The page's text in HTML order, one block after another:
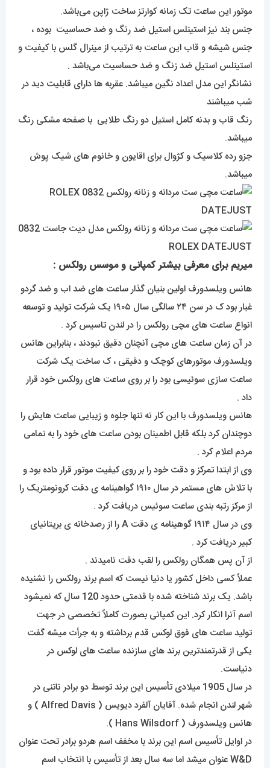
موتور این ساعت تک زمانه کوارتز ساخت ژاپن می‌باشد.
جنس بند نیز استینلس استیل ضد رنگ و ضد حساسیت بوده ،
جنس شیشه و قاب این ساعت به ترتیب از مینرال گلس با کیفیت و
استینلس استیل ضد زنگ و ضد حساسیت می‌باشد .
نشانگر این مدل اعداد نگین میباشد. عقربه ها دارای قابلیت دید در
شب میباشند
رنگ قاب و بدنه کامل استیل دو رنگ طلایی با صفحه مشکی رنگ
میباشد.
جزو رده کلاسیک و کژوال برای اقایون و خانوم های شیک پوش
میباشد.
میریم برای معرفی بیشتر کمپانی و موسس رولکس :
هانس ویلسدورف اولین بنیان گذار ساعت های ضد اب و ضد گردو
غبار بود ک در سن ۲۴ سالگی سال ۱۹۰۵ یک شرکت تولید و توسعه
انواع ساعت های مچی رولکس را در لندن تاسیس کرد .
در آن زمان ساعت های مچی آنچنان دقیق نبودند ، بنابراین هانس
ویلسدورف موتورهای کوچک و دقیقی ، ک ساخت یک شرکت
ساعت سازی سوئیسی بود را بر روی ساعت های رولکس خود قرار
داد .
هانس ویلسدورف با این کار نه تنها جلوه و زیبایی ساعت هایش را
دوچندان کرد بلکه قابل اطمینان بودن ساعت های خود را به تمامی
مردم اعلام کرد .
وی از ابتدا تمرکز و دقت خود را بر روی کیفیت موتور قرار داده بود و
با تلاش های مستمر در سال ۱۹۱۰ گواهینامه ی دقت کرونومتریک را
از مرکز رتبه بندی ساعت سوئیس دریافت کرد .
وی در سال ۱۹۱۴ گوهینامه ی دقت A را از رصدخانه ی بریتانیای
کبیر دریافت کرد .
از آن پس همگان رولکس را لقب دقت نامیدند .
عملاً کسی داخل کشور یا دنیا نیست که اسم برند رولکس را نشنیده
باشد. یک برند شناخته شده با قدمتی حدود 120 سال که نمیشود
اسم آنرا انکار کرد. این کمپانی بصورت کاملاً تخصصی در جهت
تولید ساعت های فوق لوکس قدم برداشته و به جرأت میشه گفت
یکی از قدرتمندترین برند های سازنده ساعت های لوکس در
دنیاست.
در سال 1905 میلادی تأسیس این برند توسط دو برادر ناتنی در
شهر لندن انجام شده. آقایان آلفرد دیویس ( Alfred Davis ) و
هانس ویلسدورف ( Hans Wilsdorf ).
در اوایل تأسیس اسم این برند با مخفف اسم هردو برادر تحت عنوان
W&D عنوان میشد اما سه سال بعد از تأسیس با انتخاب اسم